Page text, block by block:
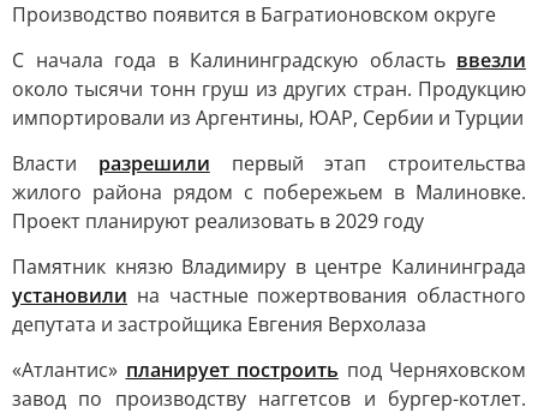
Производство появится в Багратионовском округе
С начала года в Калининградскую область ввезли
около тысячи тонн груш из других стран. Продукцию
импортировали из Аргентины, ЮАР, Сербии и Турции
Власти разрешили первый этап строительства
жилого района рядом с побережьем в Малиновке.
Проект планируют реализовать в 2029 году
Памятник князю Владимиру в центре Калининграда
установили на частные пожертвования областного
депутата и застройщика Евгения Верхолаза
«Атлантис» планирует построить под Черняховском
завод по производству наггетсов и бургер-котлет.